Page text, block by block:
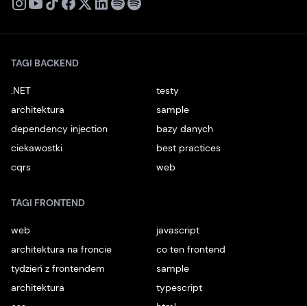
X
TAGI BACKEND
.NET
testy
architektura
sample
dependency injection
bazy danych
ciekawostki
best practices
cqrs
web
TAGI FRONTEND
web
javascript
architektura na froncie
co ten frontend
tydzień z frontendem
sample
architektura
typescript